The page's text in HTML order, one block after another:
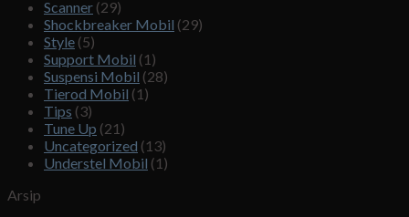
Scanner (29)
Shockbreaker Mobil (29)
Style (5)
Support Mobil (1)
Suspensi Mobil (28)
Tierod Mobil (1)
Tips (3)
Tune Up (21)
Uncategorized (13)
Understel Mobil (1)
Arsip